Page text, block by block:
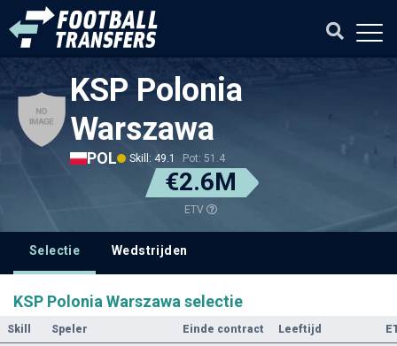
KSP Polonia
Warszawa
POL Skill: 49.1 Pot: 51.4
€2.6M
ETV
Selectie Wedstrijden
KSP Polonia Warszawa selectie
Skill Speler Einde contract Leeftijd